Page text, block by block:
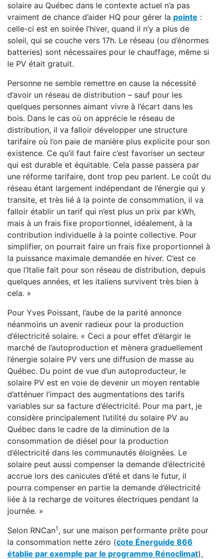
solaire au Québec dans le contexte actuel n’a pas
vraiment de chance d’aider HQ pour gérer la pointe :
celle-ci est en soirée l’hiver, quand il n’y a plus de
soleil, qui se couche vers 17h. Le réseau (ou d’énormes
batteries) sont nécessaires pour le chauffage, même si
le PV était gratuit.
Personne ne semble remettre en cause la nécessité
d’avoir un réseau de distribution – sauf pour les
quelques personnes aimant vivre à l’écart dans les
bois. Dans le cas où on apprécie le réseau de
distribution, il va falloir développer une structure
tarifaire où l’on paie de manière plus explicite pour son
existence. Ce qu’il faut faire c’est favoriser un secteur
qui est durable et équitable. Cela passe passera par
une réforme tarifaire, dont trop peu parlent. Le coût du
réseau étant largement indépendant de l’énergie qui y
transite, et très lié à la pointe de consommation, il va
falloir établir un tarif qui n’est plus un prix par kWh,
mais à un frais fixe proportionnel, idéalement, à la
contribution individuelle à la pointe collective. Pour
simplifier, on pourrait faire un frais fixe proportionnel à
la puissance maximale demandée en hiver. C’est ce
que l’Italie fait pour son réseau de distribution, depuis
quelques années, et les italiens survivent très bien à
cela. »
Pour Yves Poissant, l’aube de la parité annonce
néanmoins un avenir radieux pour la production
d’électricité solaire. « Ceci a pour effet d’élargir le
marché de l’autoproduction et mènera graduellement
l’énergie solaire PV vers une diffusion de masse au
Québec. Du point de vue d’un autoproducteur, le
solaire PV est en voie de devenir un moyen rentable
d’atténuer l’impact des augmentations des tarifs
variables sur sa facture d’électricité. Pour ma part, je
considère principalement l’utilité du solaire PV au
Québec dans le cadre de la diminution de la
consommation de diésel pour la production
d’électricité dans les communautés éloignées. Le
solaire peut aussi compenser la demande d’électricité
accrue lors des canicules d’été et dans le futur, il
pourra compenser en partie la demande d’électricité
liée à la recharge de voitures électriques pendant la
journée. »
Selon RNCan1 , sur une maison performante prête pour
la consommation nette zéro (cote Énerguide 866
établie par exemple par le programme Rénoclimat),